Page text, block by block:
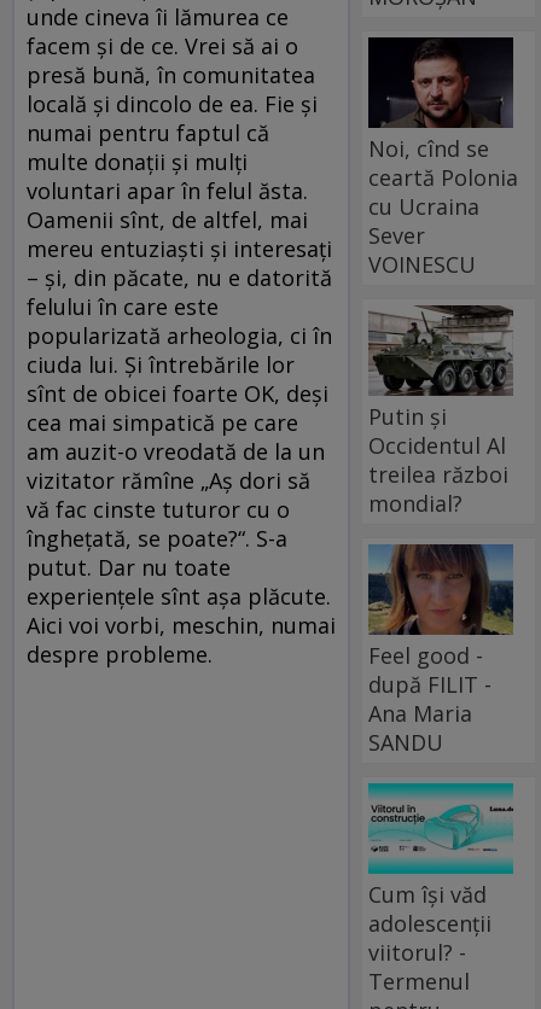
unde cineva îi lămurea ce
facem și de ce. Vrei să ai o
presă bună, în comunitatea
locală și dincolo de ea. Fie și
numai pentru faptul că
multe donații și mulți
voluntari apar în felul ăsta.
Oamenii sînt, de altfel, mai
mereu entuziaști și interesați
– și, din păcate, nu e datorită
felului în care este
popularizată arheologia, ci în
ciuda lui. Și întrebările lor
sînt de obicei foarte OK, deși
cea mai simpatică pe care
am auzit-o vreodată de la un
vizitator rămîne „Aș dori să
vă fac cinste tuturor cu o
înghețată, se poate?“. S-a
putut. Dar nu toate
experiențele sînt așa plăcute.
Aici voi vorbi, meschin, numai
despre probleme.
Noi, cînd se
ceartă Polonia
cu Ucraina
Sever
VOINESCU
Putin și
Occidentul Al
treilea război
mondial?
Feel good -
după FILIT -
Ana Maria
SANDU
Cum își văd
adolescenții
viitorul? -
Termenul